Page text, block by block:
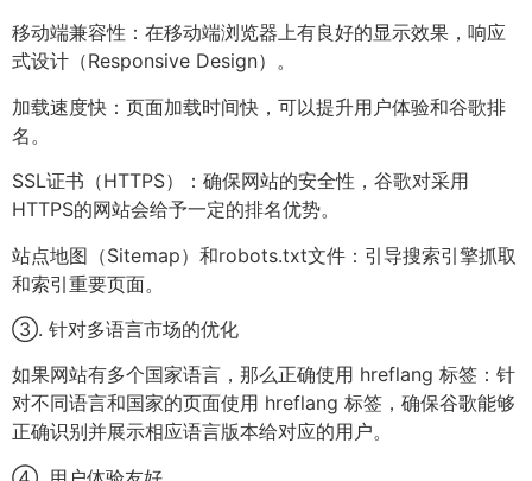
移动端兼容性：在移动端浏览器上有良好的显示效果，响应
式设计（Responsive Design）。
加载速度快：页面加载时间快，可以提升用户体验和谷歌排
名。
SSL证书（HTTPS）：确保网站的安全性，谷歌对采用
HTTPS的网站会给予一定的排名优势。
站点地图（Sitemap）和robots.txt文件：引导搜索引擎抓取
和索引重要页面。
③. 针对多语言市场的优化
如果网站有多个国家语言，那么正确使用 hreflang 标签：针
对不同语言和国家的页面使用 hreflang 标签，确保谷歌能够
正确识别并展示相应语言版本给对应的用户。